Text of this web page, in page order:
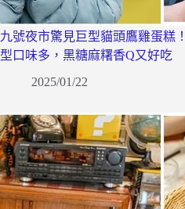
九號夜市驚見巨型貓頭鷹雞蛋糕
型口味多，黑糖麻糬香Q又好吃
2025/01/22